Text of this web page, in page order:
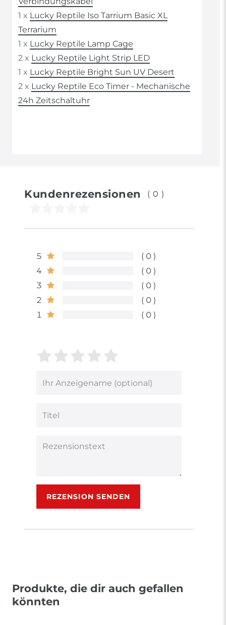
1 x Lucky Reptile Iso Tarrium Basic XL
Terrarium
1 x Lucky Reptile Lamp Cage
2 x Lucky Reptile Light Strip LED
1 x Lucky Reptile Bright Sun UV Desert
2 x Lucky Reptile Eco Timer - Mechanische
24h Zeitschaltuhr
Kundenrezensionen (0)
5
0
4
0
3
0
2
0
1
0
Bewertungssterne
von
4
von
3
2
von
1
von
Bewertungssternen
Anzeigename
Rezensionstext
REZENSION SENDEN
Produkte, die dir auch gefallen
könnten